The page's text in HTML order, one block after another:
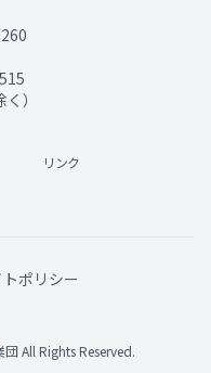
）
リンク
ポリシー
All Rights Reserved.